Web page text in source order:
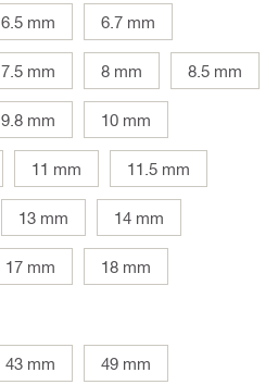
6.5 mm 6.7 mm
7.5 mm 8 mm 8.5 mm
9.8 mm 10 mm
11 mm 11.5 mm
13 mm 14 mm
17 mm 18 mm
43 mm 49 mm